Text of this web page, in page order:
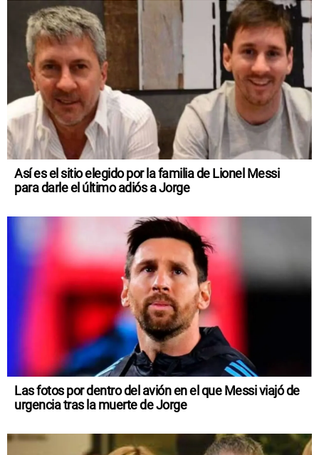
Así es el sitio elegido por la familia de Lionel Messi
para darle el último adiós a Jorge
Las fotos por dentro del avión en el que Messi viajó de
urgencia tras la muerte de Jorge